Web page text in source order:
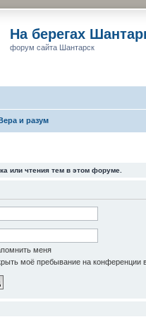
На берегах
форум сайта Шантарск
и разум
или чтения тем в этом форуме.
меня
моё пребывание на конференции